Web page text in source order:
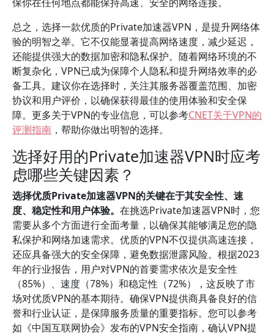
总之，选择一款优质的Private加速器VPN，是提升网络体
验的明智之举。它不仅能显著提高网络速度，减少延迟，
还能提供强大的数据加密和隐私保护。随着网络环境的不
断复杂化，VPN已成为保障个人隐私和提升网络效率的必
备工具。建议你在选择时，关注其服务器覆盖范围、加密
协议和用户评价，以确保获得最佳的使用体验和安全保
障。更多关于VPN的专业信息，可以参考CNET关于VPN的
评测指南 ，帮助你做出明智的选择。
选择好用的Private加速器VPN时应考
虑哪些关键因素？
选择优质Private加速器VPN的关键在于其安全性、速
度、稳定性和用户体验。 在挑选Private加速器VPN时，您
需要从多个方面进行全面考量，以确保其能够满足您的隐
私保护和网络加速需求。优质的VPN不仅提供高速连接，
还应具备强大的安全保障，避免数据泄露风险。根据2023
年的行业报告，用户对VPN的首要需求依次是安全性
（85%）、速度（78%）和稳定性（72%），这反映了市
场对优质VPN的基本期待。确保VPN提供商具备良好的信
誉和行业认证，是保障服务质量的重要指标。您可以参考
如《中国互联网协会》发布的VPN安全指南，确认VPN提